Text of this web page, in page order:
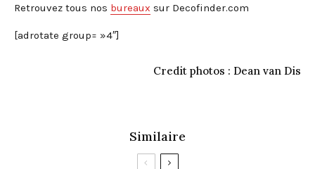
Retrouvez tous nos bureaux sur Decofinder.com
[adrotate group= »4″]
Credit photos : Dean van Dis
Similaire